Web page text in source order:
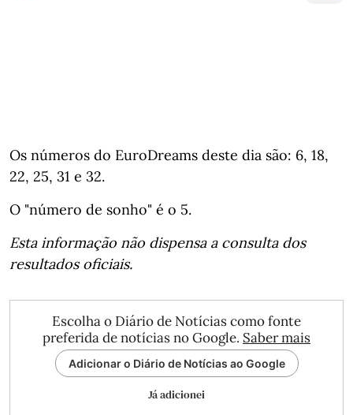
Os números do EuroDreams deste dia são: 6, 18,
22, 25, 31 e 32.
O "número de sonho" é o 5.
Esta informação não dispensa a consulta dos
resultados oficiais.
Escolha o Diário de Notícias como fonte
preferida de notícias no Google. Saber mais
Adicionar o Diário de Notícias ao Google
Já adicionei